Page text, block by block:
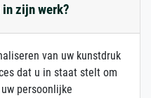
zijn werk?
van uw kunstdruk
dat u in staat stelt om
persoonlijke